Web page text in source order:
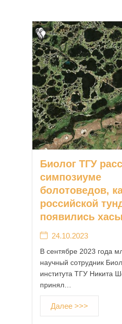
Биолог ТГУ
симпозиуме
болотоведов,
российской
появились
24.10.2023
В сентябре 2023 года
научный сотрудник
института ТГУ Никита
принял…
Далее >>>